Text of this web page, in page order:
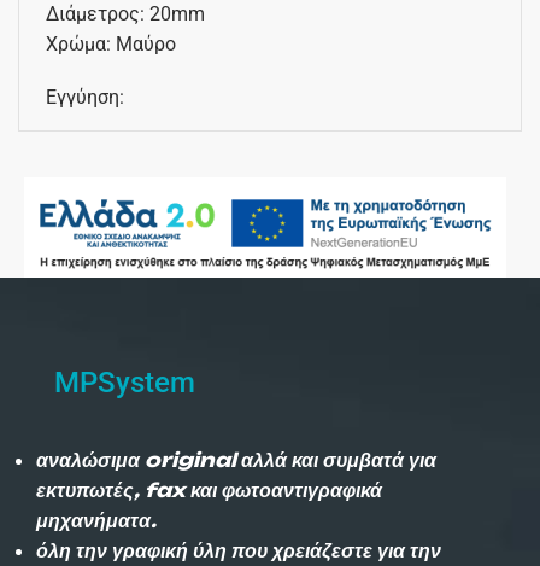
Διάμετρος: 20mm
Χρώμα: Μαύρο
Εγγύηση:
MPSystem
αναλώσιμα original αλλά και συμβατά για
εκτυπωτές, fax και φωτοαντιγραφικά
μηχανήματα.
όλη την γραφική ύλη που χρειάζεστε για την